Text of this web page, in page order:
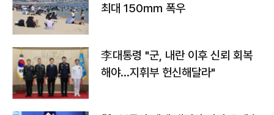
최대 150㎜ 폭우
李대통령 "군, 내란 이후 신뢰 회복
해야…지휘부 헌신해달라"